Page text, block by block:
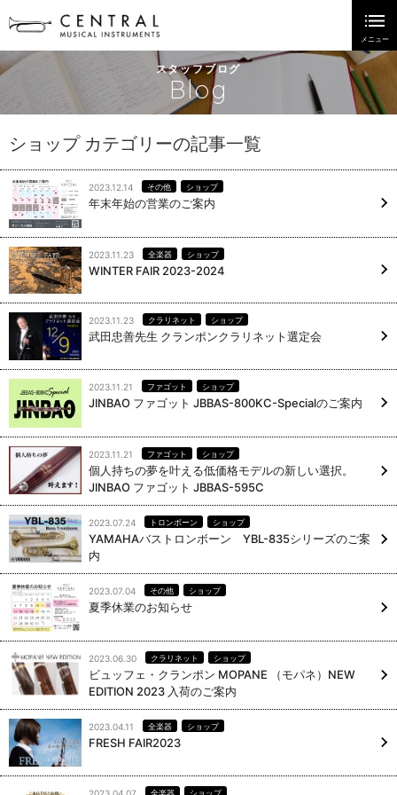
スタッフブログ
Blog
ショップ カテゴリーの記事一覧
2023.12.14 その他 ショップ
年末年始の営業のご案内
2023.11.23 全楽器 ショップ
WINTER FAIR 2023-2024
2023.11.23 クラリネット ショップ
武田忠善先生 クランポンクラリネット選定会
2023.11.21 ファゴット ショップ
JINBAO ファゴット JBBAS-800KC-Specialのご案内
2023.11.21 ファゴット ショップ
個人持ちの夢を叶える低価格モデルの新しい選択。
JINBAO ファゴット JBBAS-595C
2023.07.24 トロンボーン ショップ
YAMAHAバストロンボーン YBL-835シリーズのご案
内
2023.07.04 その他 ショップ
夏季休業のお知らせ
2023.06.30 クラリネット ショップ
ビュッフェ・クランポン MOPANE （モパネ）NEW
EDITION 2023 入荷のご案内
2023.04.11 全楽器 ショップ
FRESH FAIR2023
全楽器 ショップ